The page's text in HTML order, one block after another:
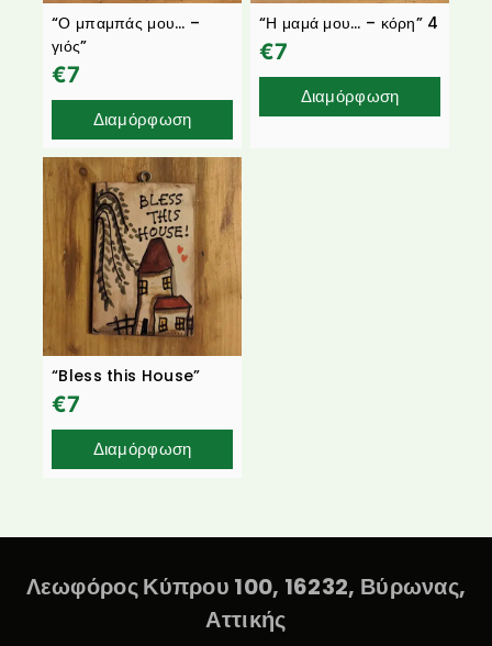
“Ο μπαμπάς μου… –
γιός”
€7
Διαμόρφωση
“Η μαμά μου… – κόρη” 4
€7
Διαμόρφωση
“Bless this House”
€7
Διαμόρφωση
Λεωφόρος Κύπρου 100, 16232, Βύρωνας,
Αττικής